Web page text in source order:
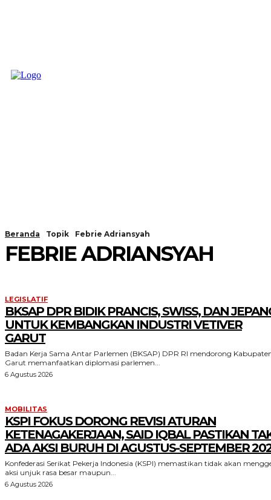
Beranda Topik Febrie Adriansyah
FEBRIE ADRIANSYAH
LEGISLATIF
BKSAP DPR BIDIK PRANCIS, SWISS, DAN
UNTUK KEMBANGKAN INDUSTRI VETIVER
GARUT
Badan Kerja Sama Antar Parlemen (BKSAP) DPR RI mendorong
Garut memanfaatkan diplomasi parlemen...
6 Agustus 2026
MOBILITAS
KSPI FOKUS DORONG REVISI ATURAN
KETENAGAKERJAAN, SAID IQBAL PASTIKAN
ADA AKSI BURUH DI AGUSTUS-SEPTEMBER
Konfederasi Serikat Pekerja Indonesia (KSPI) memastikan tidak akan
aksi unjuk rasa besar maupun...
6 Agustus 2026